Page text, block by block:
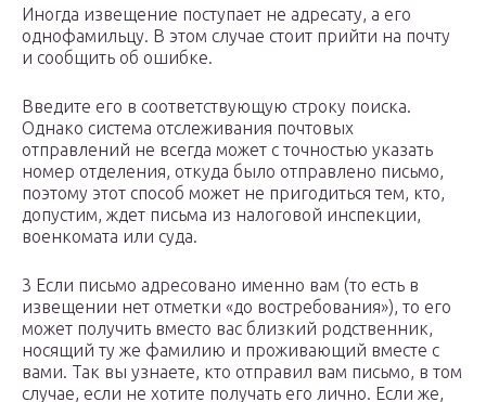
Иногда извещение поступает не адресату, а его
однофамильцу. В этом случае стоит прийти на почту
и сообщить об ошибке.
Введите его в соответствующую строку поиска.
Однако система отслеживания почтовых
отправлений не всегда может с точностью указать
номер отделения, откуда было отправлено письмо,
поэтому этот способ может не пригодиться тем, кто,
допустим, ждет письма из налоговой инспекции,
военкомата или суда.
3 Если письмо адресовано именно вам (то есть в
извещении нет отметки «до востребования»), то его
может получить вместо вас близкий родственник,
носящий ту же фамилию и проживающий вместе с
вами. Так вы узнаете, кто отправил вам письмо, в том
случае, если не хотите получать его лично. Если же,